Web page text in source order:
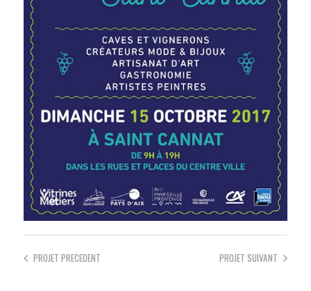
PROJET SUIVANT
PROJET PRECEDENT